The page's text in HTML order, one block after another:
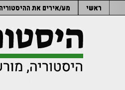
to
ראשי מע/אירים את ההיסטוריה